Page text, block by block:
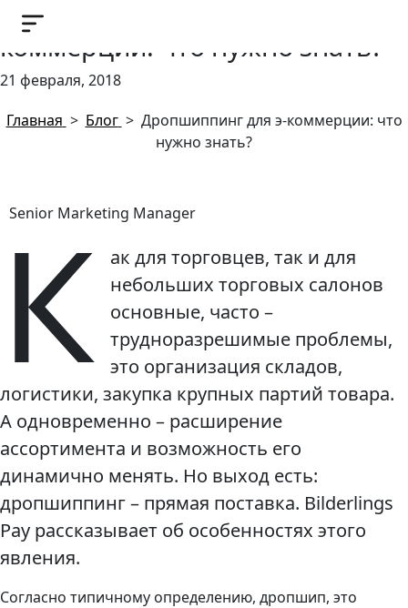
Дропшиппинг для э-
коммерции: что нужно знать?
21 февраля, 2018
Главная > Блог > Дропшиппинг для э-коммерции: что
нужно знать?
Senior Marketing Manager
К
ак для торговцев, так и для
небольших торговых салонов
основные, часто –
трудноразрешимые проблемы,
это организация складов,
логистики, закупка крупных партий товара.
А одновременно – расширение
ассортимента и возможность его
динамично менять. Но выход есть:
дропшиппинг – прямая поставка. Bilderlings
Pay рассказывает об особенностях этого
явления.
Согласно типичному определению, дропшип, это